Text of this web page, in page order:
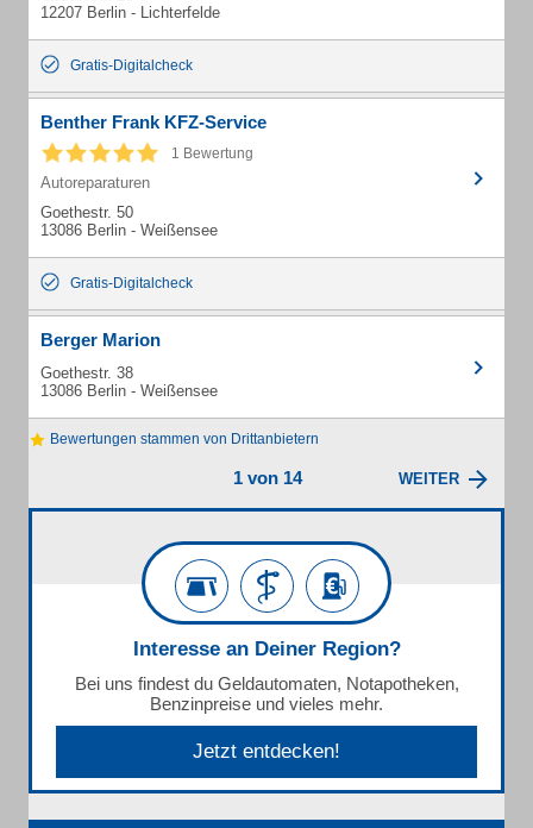
12207 Berlin - Lichterfelde
Gratis-Digitalcheck
Benther Frank KFZ-Service
1 Bewertung
Autoreparaturen
Goethestr. 50
13086 Berlin - Weißensee
Gratis-Digitalcheck
Berger Marion
Goethestr. 38
13086 Berlin - Weißensee
Bewertungen stammen von Drittanbietern
1 von 14 WEITER
Interesse an Deiner Region?
Bei uns findest du Geldautomaten, Notapotheken,
Benzinpreise und vieles mehr.
Jetzt entdecken!